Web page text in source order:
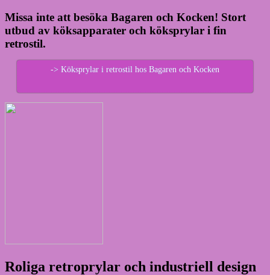
Missa inte att besöka Bagaren och Kocken! Stort
utbud av köksapparater och köksprylar i fin
retrostil.
-> Köksprylar i retrostil hos Bagaren och Kocken
Roliga retroprylar och industriell design